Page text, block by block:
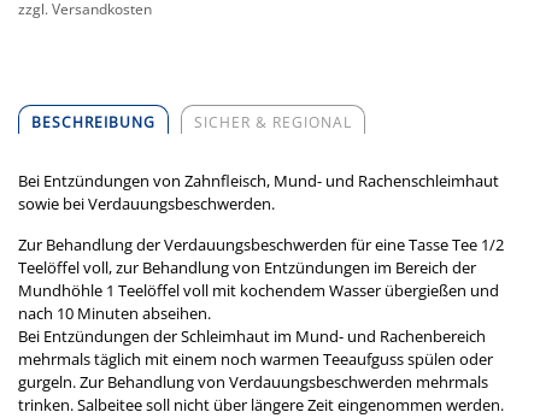
zzgl. Versandkosten
BESCHREIBUNG SICHER & REGIONAL
Bei Entzündungen von Zahnfleisch, Mund- und Rachenschleimhaut
sowie bei Verdauungsbeschwerden.
Zur Behandlung der Verdauungsbeschwerden für eine Tasse Tee 1/2
Teelöffel voll, zur Behandlung von Entzündungen im Bereich der
Mundhöhle 1 Teelöffel voll mit kochendem Wasser übergießen und
nach 10 Minuten abseihen.
Bei Entzündungen der Schleimhaut im Mund- und Rachenbereich
mehrmals täglich mit einem noch warmen Teeaufguss spülen oder
gurgeln. Zur Behandlung von Verdauungsbeschwerden mehrmals
trinken. Salbeitee soll nicht über längere Zeit eingenommen werden.